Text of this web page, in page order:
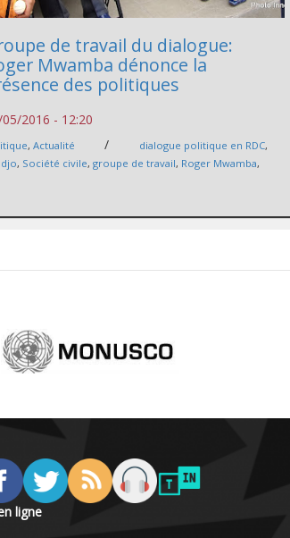
de travail du dialogue:
Mwamba dénonce la
des politiques
2016 - 12:20
,Actualité / dialogue politique en RDC,
, Société civile,groupe de travail, Roger Mwamba,
ligne